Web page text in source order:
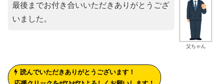
父ちゃん
最後までお付き合いいただきありがとうござ
いました。
読んでいただきありがとうございます！